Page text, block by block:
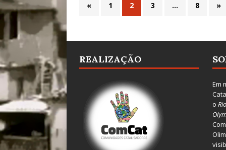
« 1 2 3 … 8 »
REALIZAÇÃO
Em
o